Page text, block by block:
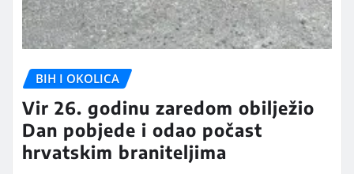
BIH I OKOLICA
Vir 26. godinu zaredom obilježio
Dan pobjede i odao počast
hrvatskim braniteljima